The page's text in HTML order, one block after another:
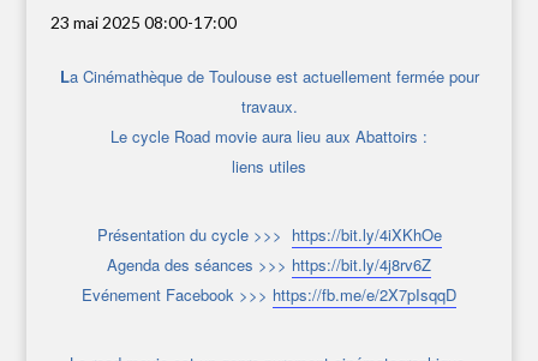
23 mai 2025 08:00-17:00
La Cinémathèque de Toulouse est actuellement fermée pour
travaux.
Le cycle Road movie aura lieu aux Abattoirs :
liens utiles
Présentation du cycle >>> https://bit.ly/4iXKhOe
Agenda des séances >>> https://bit.ly/4j8rv6Z
Evénement Facebook >>> https://fb.me/e/2X7pIsqqD